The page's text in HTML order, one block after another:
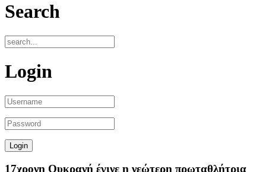
Search
Login
17χρονη Ουκρανή έγινε η νεώτερη πρωταθλήτρια